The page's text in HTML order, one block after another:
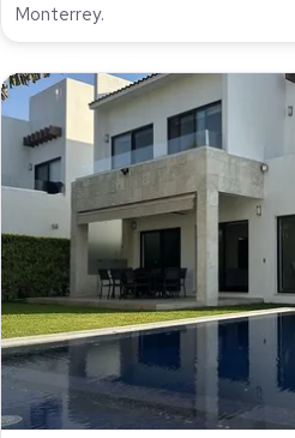
Monterrey.